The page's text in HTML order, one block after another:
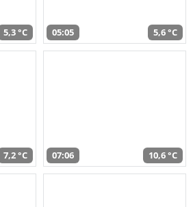
5,3 °C 05:05 5,6 °C
7,2 °C 07:06 10,6 °C